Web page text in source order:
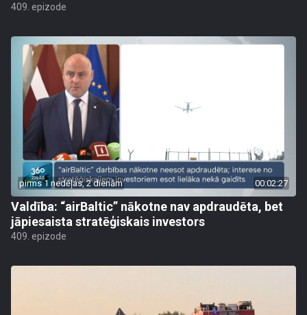
409. epizode
pirms 1 nedēļas, 2 dienām 00:02:27
Valdība: “airBaltic” nākotne nav apdraudēta, bet
jāpiesaista stratēģiskais investors
409. epizode